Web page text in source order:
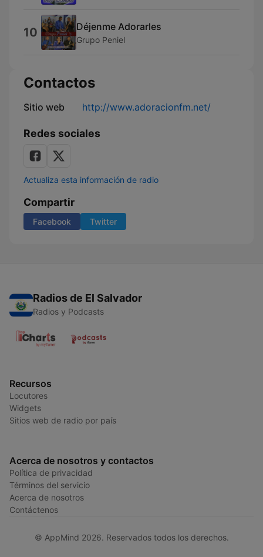
10 Déjenme Adorarles
Grupo Peniel
Contactos
Sitio web http://www.adoracionfm.net/
Redes sociales
Actualiza esta información de radio
Compartir
Facebook Twitter
Radios de El Salvador
Radios y Podcasts
Recursos
Locutores
Widgets
Sitios web de radio por país
Acerca de nosotros y contactos
Política de privacidad
Términos del servicio
Acerca de nosotros
Contáctenos
© AppMind 2026. Reservados todos los derechos.